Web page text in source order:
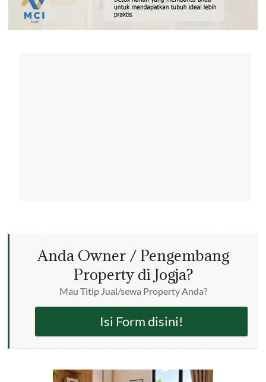
Anda Owner / Pengembang
Property di Jogja?
Mau Titip Jual/sewa Property Anda?
Isi Form disini!